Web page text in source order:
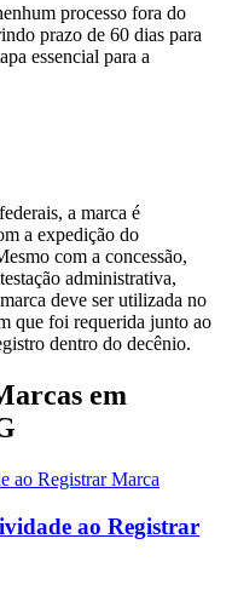
processo fora do
prazo de 60 dias para
essencial para a
a marca é
a expedição do
com a concessão,
administrativa,
deve ser utilizada no
que foi requerida junto ao
dentro do decênio.
em
ao Registrar